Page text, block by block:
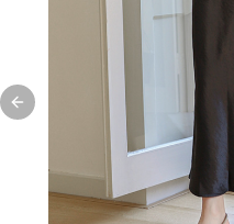
Previous slide